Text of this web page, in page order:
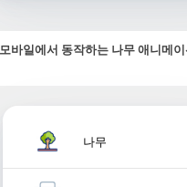
모바일에서 동작하는 나무 애니메
나무